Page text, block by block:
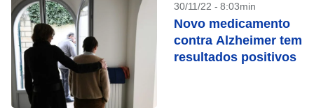
30/11/22 - 8:03min
Novo medicamento
contra Alzheimer tem
resultados positivos